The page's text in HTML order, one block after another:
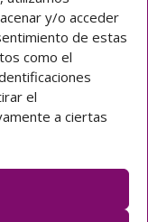
y/o acceder
de estas
como el
el
a ciertas
(ESPAÑA)